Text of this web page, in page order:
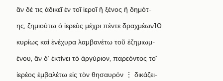
ἂν δέ τις ἀδικεῖ ἐν τοῖ ἱεροῖ ἢ ξένος ἢ δημότ-
ης, ζημιούτω ὁ ἱερεὺς μέχρι πέντε δραχμέων10
κυρίως καὶ ἐνέχυρα λαμβανέτω τοῦ ἐζημιωμ-
ένου, ἂν δ’ ἐκτίνει τὸ ἀργύριον, παρεόντος το
ἱερέος ἐμβαλέτω εἰς τὸν θησαυρόν⋮ δικάζει-